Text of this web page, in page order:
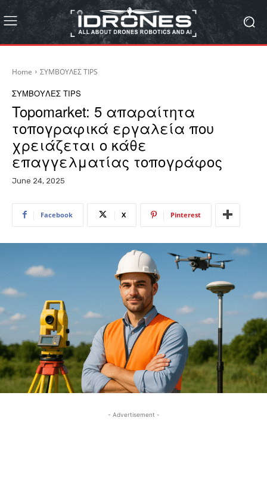
Home ΣΥΜΒΟΥΛΕΣ TIPS
ΣΥΜΒΟΥΛΕΣ TIPS
Topomarket: 5 απαραίτητα
τοπογραφικά εργαλεία που
χρειάζεται ο κάθε
επαγγελματίας τοπογράφος
June 24, 2025
Facebook X Pinterest
- Advertisement -